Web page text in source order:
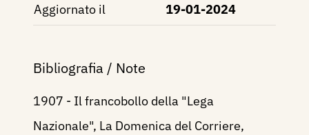
Aggiornato il
19-01-2024
Bibliografia / Note
1907 - Il francobollo della "Lega
Nazionale", La Domenica del Corriere,